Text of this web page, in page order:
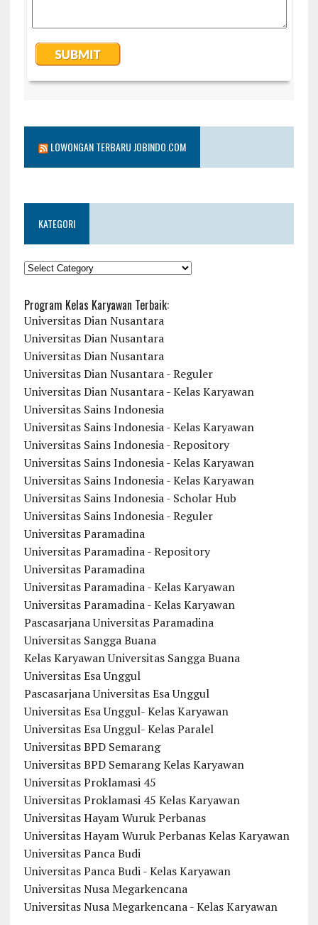
LOWONGAN TERBARU JOBINDO.COM
KATEGORI
KATEGORI
Program Kelas Karyawan Terbaik:
Universitas Dian Nusantara
Universitas Dian Nusantara
Universitas Dian Nusantara
Universitas Dian Nusantara - Reguler
Universitas Dian Nusantara - Kelas Karyawan
Universitas Sains Indonesia
Universitas Sains Indonesia - Kelas Karyawan
Universitas Sains Indonesia - Repository
Universitas Sains Indonesia - Kelas Karyawan
Universitas Sains Indonesia - Kelas Karyawan
Universitas Sains Indonesia - Scholar Hub
Universitas Sains Indonesia - Reguler
Universitas Paramadina
Universitas Paramadina - Repository
Universitas Paramadina
Universitas Paramadina - Kelas Karyawan
Universitas Paramadina - Kelas Karyawan
Pascasarjana Universitas Paramadina
Universitas Sangga Buana
Kelas Karyawan Universitas Sangga Buana
Universitas Esa Unggul
Pascasarjana Universitas Esa Unggul
Universitas Esa Unggul- Kelas Karyawan
Universitas Esa Unggul- Kelas Paralel
Universitas BPD Semarang
Universitas BPD Semarang Kelas Karyawan
Universitas Proklamasi 45
Universitas Proklamasi 45 Kelas Karyawan
Universitas Hayam Wuruk Perbanas
Universitas Hayam Wuruk Perbanas Kelas Karyawan
Universitas Panca Budi
Universitas Panca Budi - Kelas Karyawan
Universitas Nusa Megarkencana
Universitas Nusa Megarkencana - Kelas Karyawan